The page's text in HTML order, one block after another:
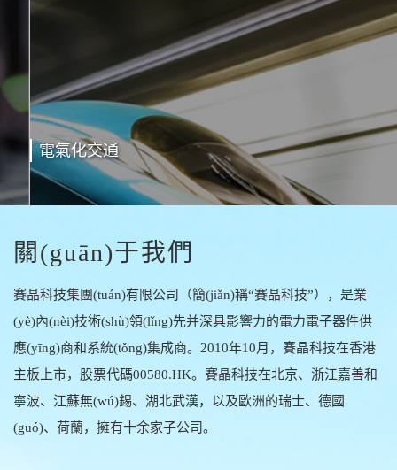
電氣化交通
關(guān)于我們
賽晶科技集團(tuán)有限公司（簡(jiǎn)稱“賽晶科技”），是業
(yè)內(nèi)技術(shù)領(lǐng)先并深具影響力的電力電子器件供
應(yīng)商和系統(tǒng)集成商。2010年10月，賽晶科技在香港
主板上市，股票代碼00580.HK。賽晶科技在北京、浙江嘉善和
寧波、江蘇無(wú)錫、湖北武漢，以及歐洲的瑞士、德國
(guó)、荷蘭，擁有十余家子公司。